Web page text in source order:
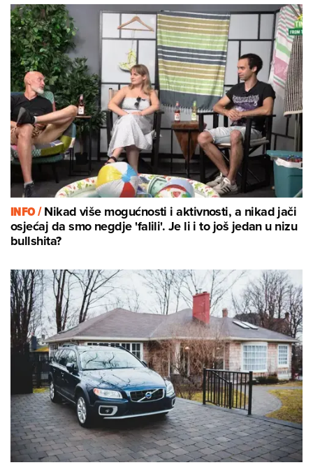
INFO /Nikad više mogućnosti i aktivnosti, a nikad jači
osjećaj da smo negdje 'falili'. Je li i to još jedan u nizu
bullshita?